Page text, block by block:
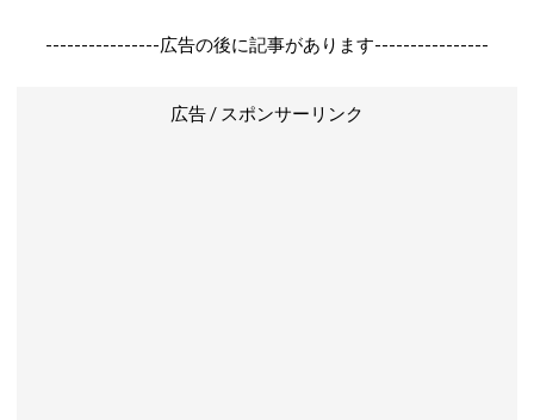
----------------広告の後に記事があります----------------
広告 / スポンサーリンク